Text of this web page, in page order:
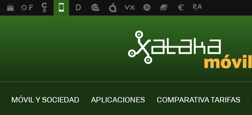
MÓVIL Y SOCIEDAD APLICACIONES COMPARATIVA TARIFAS